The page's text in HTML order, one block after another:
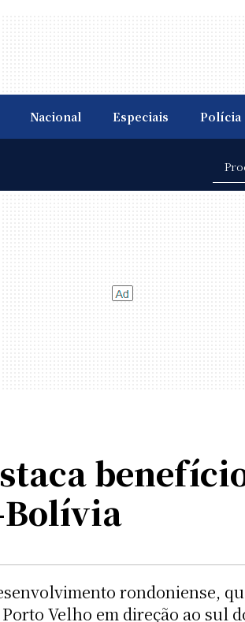
Nacional Especiais Polícia
rondoniense,
Velho em direção ao